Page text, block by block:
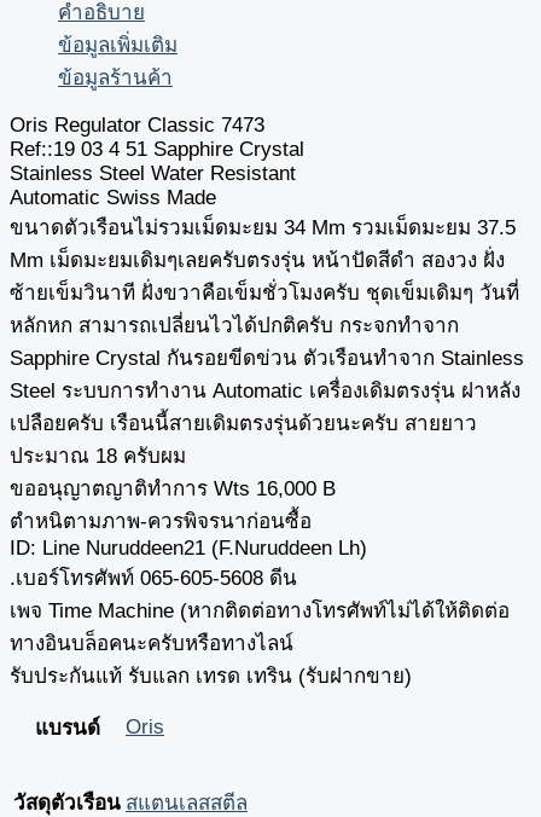
คำอธิบาย
ข้อมูลเพิ่มเติม
ข้อมูลร้านค้า
Oris Regulator Classic 7473
Ref::19 03 4 51 Sapphire Crystal
Stainless Steel Water Resistant
Automatic Swiss Made
ขนาดตัวเรือนไม่รวมเม็ดมะยม 34 Mm รวมเม็ดมะยม 37.5
Mm เม็ดมะยมเดิมๆเลยครับตรงรุ่น หน้าปัดสีดำ สองวง ฝั่ง
ซ้ายเข็มวินาที ฝั่งขวาคือเข็มชั่วโมงครับ ชุดเข็มเดิมๆ วันที่
หลักหก สามารถเปลี่ยนไวได้ปกติครับ กระจกทำจาก
Sapphire Crystal กันรอยขีดข่วน ตัวเรือนทำจาก Stainless
Steel ระบบการทำงาน Automatic เครื่องเดิมตรงรุ่น ฝาหลัง
เปลือยครับ เรือนนี้สายเดิมตรงรุ่นด้วยนะครับ สายยาว
ประมาณ 18 ครับผม
ขออนุญาตญาติทำการ Wts 16,000 B
ตำหนิตามภาพ-ควรพิจรนาก่อนซื้อ
ID: Line Nuruddeen21 (F.Nuruddeen Lh)
.เบอร์โทรศัพท์ 065-605-5608 ดีน
เพจ Time Machine (หากติดต่อทางโทรศัพท์ไม่ได้ให้ติดต่อ
ทางอินบล็อคนะครับหรือทางไลน์
รับประกันแท้ รับแลก เทรด เทริน (รับฝากขาย)
แบรนด์ Oris
วัสดุตัวเรือน สแตนเลสสตีล